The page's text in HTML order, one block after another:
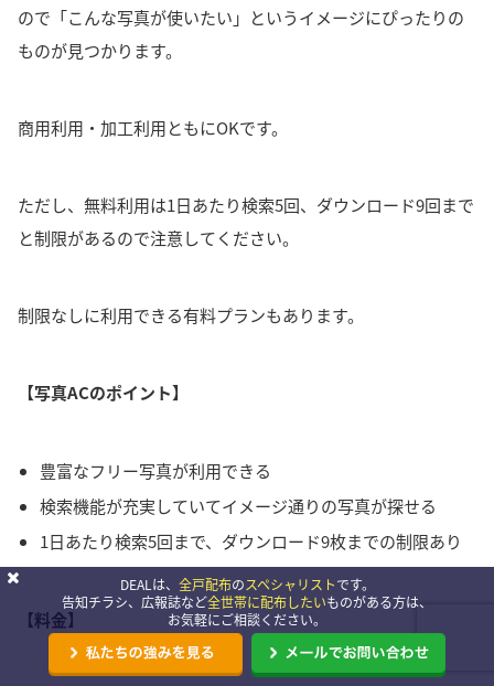
ので「こんな写真が使いたい」というイメージにぴったりの
ものが見つかります。
商用利用・加工利用ともにOKです。
ただし、無料利用は1日あたり検索5回、ダウンロード9回まで
と制限があるので注意してください。
制限なしに利用できる有料プランもあります。
【写真ACのポイント】
豊富なフリー写真が利用できる
検索機能が充実していてイメージ通りの写真が探せる
1日あたり検索5回まで、ダウンロード9枚までの制限あり
【料金】
DEALは、 全戸配布のスペシャリストです。
告知チラシ、広報誌など全世帯に配布したいものがある方は、
お気軽にご相談ください。